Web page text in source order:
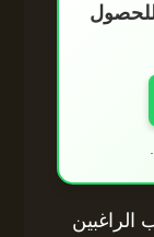
للحصول
الراغبين